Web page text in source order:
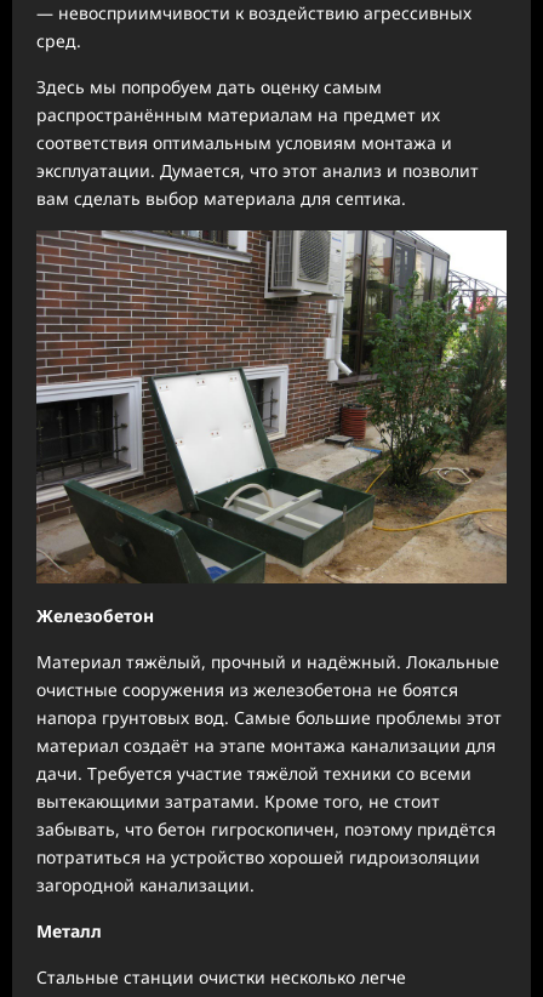
— невосприимчивости к воздействию агрессивных
сред.
Здесь мы попробуем дать оценку самым
распространённым материалам на предмет их
соответствия оптимальным условиям монтажа и
эксплуатации. Думается, что этот анализ и позволит
вам сделать выбор материала для септика.
Железобетон
Материал тяжёлый, прочный и надёжный. Локальные
очистные сооружения из железобетона не боятся
напора грунтовых вод. Самые большие проблемы этот
материал создаёт на этапе монтажа канализации для
дачи. Требуется участие тяжёлой техники со всеми
вытекающими затратами. Кроме того, не стоит
забывать, что бетон гигроскопичен, поэтому придётся
потратиться на устройство хорошей гидроизоляции
загородной канализации.
Металл
Стальные станции очистки несколько легче